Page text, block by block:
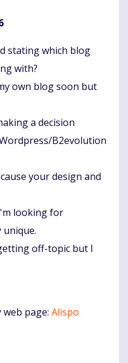
stating which blog
with?
own blog soon but
a decision
B2evolution
your design and
looking for
off-topic but I
page: Alispo